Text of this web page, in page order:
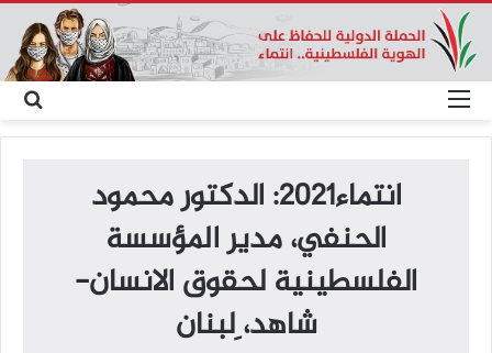
عن
انتماء2021: الدكتور محمود
الحنفي، مدير المؤسسة
الفلسطينية لحقوق الانسان-
شاهد، ِلبنان